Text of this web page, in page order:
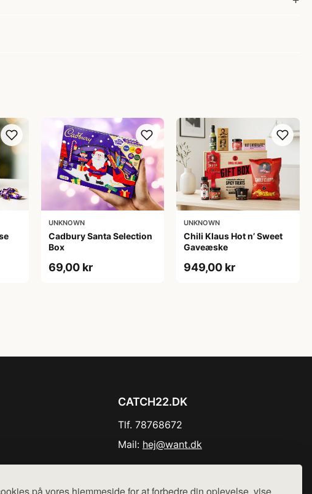
UNKNOWN
Cadbury Santa Selection
Box
69,00 kr
UNKNOWN
Chili Klaus Hot n’ Sweet
Gaveæske
949,00 kr
CATCH22.DK
Tlf. 78768672
Mail: hej@want.dk